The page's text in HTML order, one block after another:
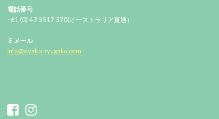
電話番号
+61 (0) 43 5517 570(オーストラリア直通）
Ｅメール
info@oyako-ryugaku.com